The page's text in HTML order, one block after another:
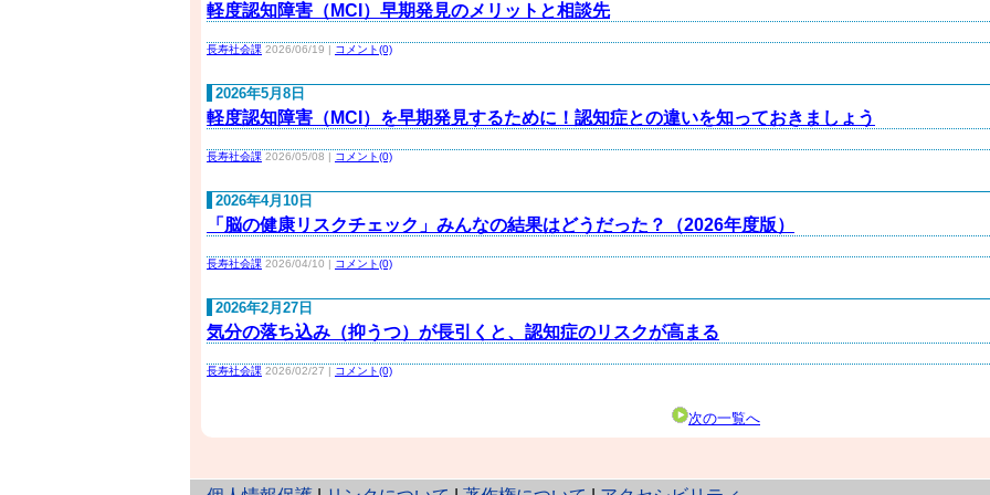
軽度認知障害（MCI）早期発見のメリットと相談先
長寿社会課 2026/06/19 | コメント(0)
2026年5月8日
軽度認知障害（MCI）を早期発見するために！認知症との違いを知っておきましょう
長寿社会課 2026/05/08 | コメント(0)
2026年4月10日
「脳の健康リスクチェック」みんなの結果はどうだった？（2026年度版）
長寿社会課 2026/04/10 | コメント(0)
2026年2月27日
気分の落ち込み（抑うつ）が長引くと、認知症のリスクが高まる
長寿社会課 2026/02/27 | コメント(0)
次の一覧へ